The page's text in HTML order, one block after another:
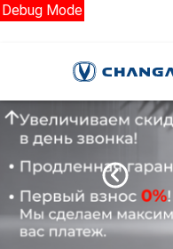
Debug Mode